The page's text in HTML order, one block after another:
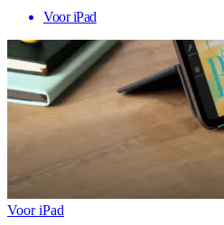
Voor iPad
Voor iPad